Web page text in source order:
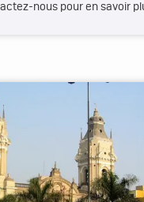
nous pour en savoir